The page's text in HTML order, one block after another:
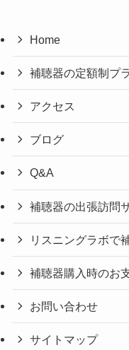
Home
補聴器の定額制プ
アクセス
ブログ
Q&A
補聴器の出張訪問
リスニングラボで
補聴器購入時のお
お問い合わせ
サイトマップ